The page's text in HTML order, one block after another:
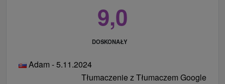
9,0
DOSKONAŁY
Adam - 5.11.2024
Tłumaczenie z Tłumaczem Google